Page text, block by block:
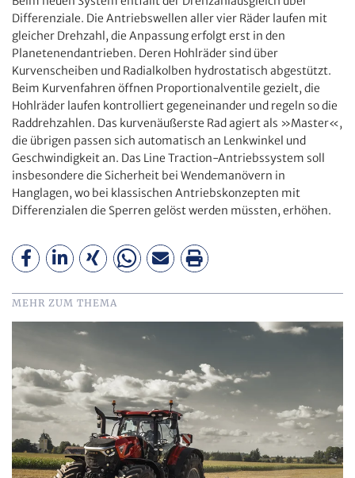
Differenziale. Die Antriebswellen aller vier Räder laufen mit
gleicher Drehzahl, die Anpassung erfolgt erst in den
Planetenendantrieben. Deren Hohlräder sind über
Kurvenscheiben und Radialkolben hydrostatisch abgestützt.
Beim Kurvenfahren öffnen Proportionalventile gezielt, die
Hohlräder laufen kontrolliert gegeneinander und regeln so die
Raddrehzahlen. Das kurvenäußerste Rad agiert als »Master«,
die übrigen passen sich automatisch an Lenkwinkel und
Geschwindigkeit an. Das Line Traction-Antriebssystem soll
insbesondere die Sicherheit bei Wendemanövern in
Hanglagen, wo bei klassischen Antriebskonzepten mit
Differenzialen die Sperren gelöst werden müssten, erhöhen.
MEHR ZUM THEMA